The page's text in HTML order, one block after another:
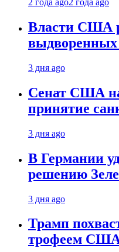
2 года ago2 года ago
Власти США
выдворенных
3 дня ago
Сенат США
принятие
3 дня ago
В Германии
решению
3 дня ago
Трамп
трофеем